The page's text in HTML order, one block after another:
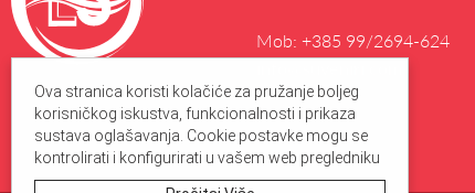
Ova stranica koristi kolačiće za pružanje boljeg
korisničkog iskustva, funkcionalnosti i prikaza
sustava oglašavanja. Cookie postavke mogu se
kontrolirati i konfigurirati u vašem web pregledniku
Mob: +385 99/2694-624